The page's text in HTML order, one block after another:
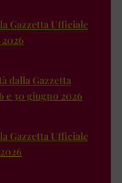
Gazzetta Ufficiale
dalla Gazzetta
e 30 giugno 2026
Gazzetta Ufficiale